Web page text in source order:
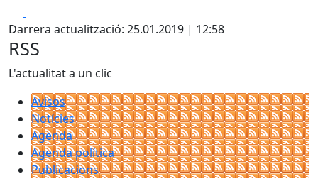
Darrera actualització: 25.01.2019 | 12:58
RSS
L'actualitat a un clic
Avisos
Notícies
Agenda
Agenda política
Publicacions